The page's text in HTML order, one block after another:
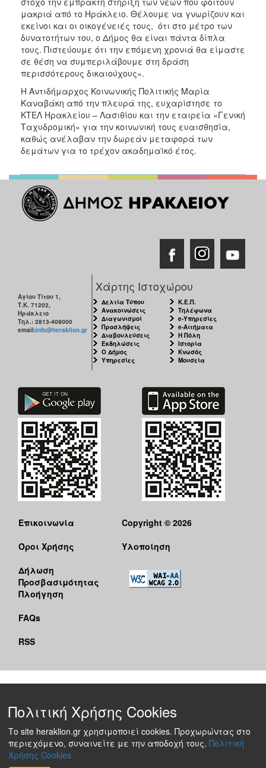
μακριά από το Ηράκλειο. Θέλουμε να γνωρίζουν και
εκείνοι και οι οικογένειές τους, ότι στο μέτρο των
δυνατοτήτων του, ο Δήμος θα είναι πάντα δίπλα
τους. Πιστεύουμε ότι την επόμενη χρονιά θα είμαστε
σε θέση να συμπεριλάβουμε στη δράση
περισσότερους δικαιούχους».
Η Αντιδήμαρχος Κοινωνικής Πολιτικής Μαρία
Καναβάκη από την πλευρά της, ευχαρίστησε το
ΚΤΕΛ Ηρακλείου – Λασιθίου και την εταιρεία «Γενική
Ταχυδρομική» για την κοινωνική τους ευαισθησία,
καθώς ανέλαβαν την δωρεάν μεταφορά των
δεμάτων για το τρέχον ακαδημαϊκό έτος.
Αγίου Τίτου 1,
Τ.Κ. 71202,
Ηράκλειο
Τηλ.: 2813-409000
email:info@heraklion.gr
Χάρτης Ιστοχώρου
Δελτία Τύπου
Ανακοινώσεις
Διαγωνισμοί
Προσλήψεις
Διαβουλεύσεις
Εκδηλώσεις
Ο Δήμος
Υπηρεσίες
Κ.Ε.Π.
Τηλέφωνα
e-Υπηρεσίες
e-Αιτήματα
Η Πόλη
Ιστορία
Κνωσός
Μουσεία
Επικοινωνία
Όροι Χρήσης
Δήλωση
Προσβασιμότητας
Πλοήγηση
FAQs
RSS
Copyright © 2026
Υλοποίηση
Πολιτική Χρήσης Cookies
Το site heraklion.gr χρησιμοποιεί cookies. Προχωρώντας στο
περιεχόμενο, συναινείτε με την αποδοχή τους. Πολιτική
Χρήσης Cookies